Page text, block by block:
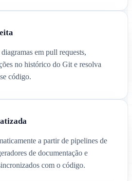
em pull requests,
no histórico do Git e resolva
código.
a partir de pipelines de
de documentação e
com o código.